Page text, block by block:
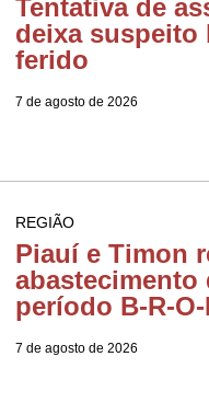
Tentativa de
deixa suspeito
ferido
7 de agosto de 2026
REGIÃO
Piauí e Timon
abastecimento
período B-R-O-
7 de agosto de 2026